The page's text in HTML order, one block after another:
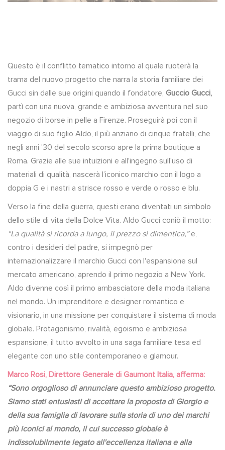
Questo è il conflitto tematico intorno al quale ruoterà la
trama del nuovo progetto che narra la storia familiare dei
Gucci sin dalle sue origini quando il fondatore, Guccio Gucci,
partì con una nuova, grande e ambiziosa avventura nel suo
negozio di borse in pelle a Firenze. Proseguirà poi con il
viaggio di suo figlio Aldo, il più anziano di cinque fratelli, che
negli anni ’30 del secolo scorso apre la prima boutique a
Roma. Grazie alle sue intuizioni e all'ingegno sull'uso di
materiali di qualità, nascerà l’iconico marchio con il logo a
doppia G e i nastri a strisce rosso e verde o rosso e blu.
Verso la fine della guerra, questi erano diventati un simbolo
dello stile di vita della Dolce Vita. Aldo Gucci coniò il motto:
“La qualità si ricorda a lungo, il prezzo si dimentica,”e,
contro i desideri del padre, si impegnò per
internazionalizzare il marchio Gucci con l'espansione sul
mercato americano, aprendo il primo negozio a New York.
Aldo divenne così il primo ambasciatore della moda italiana
nel mondo. Un imprenditore e designer romantico e
visionario, in una missione per conquistare il sistema di moda
globale. Protagonismo, rivalità, egoismo e ambiziosa
espansione, il tutto avvolto in una saga familiare tesa ed
elegante con uno stile contemporaneo e glamour.
Marco Rosi, Direttore Generale di Gaumont Italia, afferma:
“Sono orgoglioso di annunciare questo ambizioso progetto.
Siamo stati entusiasti di accettare la proposta di Giorgio e
della sua famiglia di lavorare sulla storia di uno dei marchi
più iconici al mondo, il cui successo globale è
indissolubilmente legato all'eccellenza italiana e alla